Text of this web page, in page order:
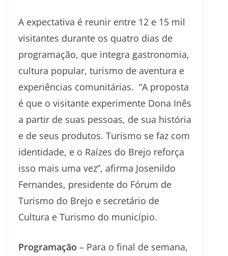
A expectativa é reunir entre 12 e 15 mil
visitantes durante os quatro dias de
programação, que integra gastronomia,
cultura popular, turismo de aventura e
experiências comunitárias. “A proposta
é que o visitante experimente Dona Inês
a partir de suas pessoas, de sua história
e de seus produtos. Turismo se faz com
identidade, e o Raízes do Brejo reforça
isso mais uma vez”, afirma Josenildo
Fernandes, presidente do Fórum de
Turismo do Brejo e secretário de
Cultura e Turismo do município.
Programação – Para o final de semana,